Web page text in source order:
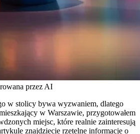
przez AI
w stolicy bywa wyzwaniem, dlatego
w Warszawie, przygotowałem
miejsc, które realnie zainteresują
znajdziecie rzetelne informacje o